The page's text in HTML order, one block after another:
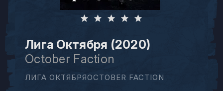
Лига Октября (2020)
October Faction
ЛИГА ОКТЯБРЯOCTOBER FACTION